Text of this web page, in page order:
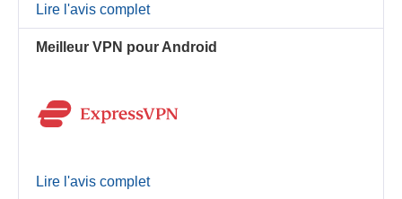
Lire l'avis complet
Meilleur VPN pour Android
Lire l'avis complet